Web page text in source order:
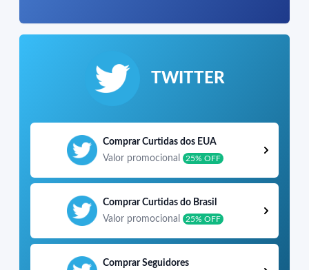
TWITTER
Comprar Curtidas dos EUA
Valor promocional
25% OFF
Comprar Curtidas do Brasil
Valor promocional
25% OFF
Comprar Seguidores